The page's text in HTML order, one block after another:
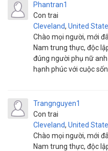
Phantran1
Con trai
Cleveland, United
Chào mọi người, mới
Nam trung thực, độc
đúng người phụ nữ
hạnh phúc với cuộc
Trangnguyen1
Con trai
Cleveland, United
Chào mọi người, mới
Nam trung thực, độc